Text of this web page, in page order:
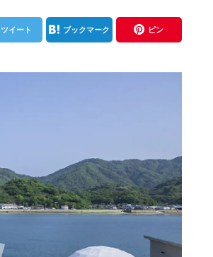
ツイート ブックマーク ピン